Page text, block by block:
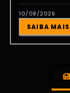
10/08/2026
SAIBA MAIS